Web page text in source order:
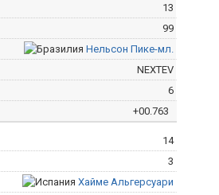
13
99
Нельсон Пике-мл.
NEXTEV
6
+00.763
14
3
Хайме Альгерсуари